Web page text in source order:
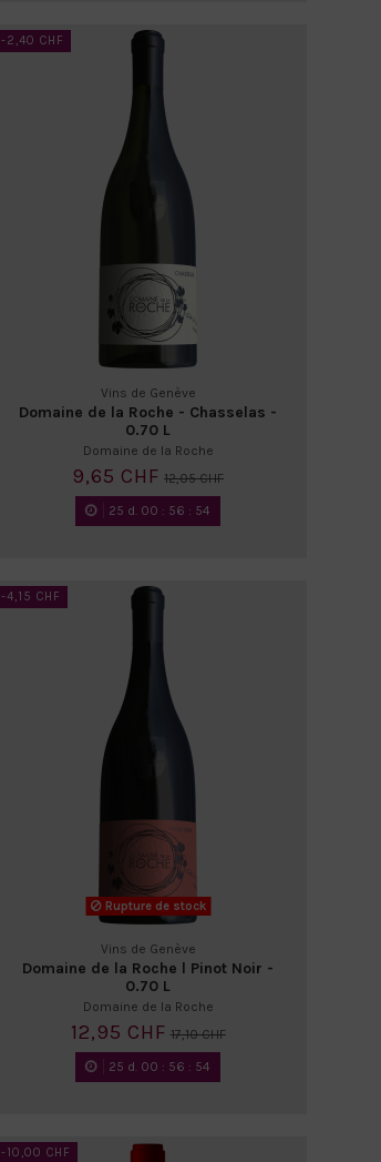
-2,40 CHF
Vins de Genève
Domaine de la Roche - Chasselas -
0.70 L
Domaine de la Roche
9,65 CHF 12,05 CHF
25 d. 00 : 56 : 52
-4,15 CHF
Rupture de stock
Vins de Genève
Domaine de la Roche l Pinot Noir -
0.70 L
Domaine de la Roche
12,95 CHF 17,10 CHF
25 d. 00 : 56 : 52
-10,00 CHF